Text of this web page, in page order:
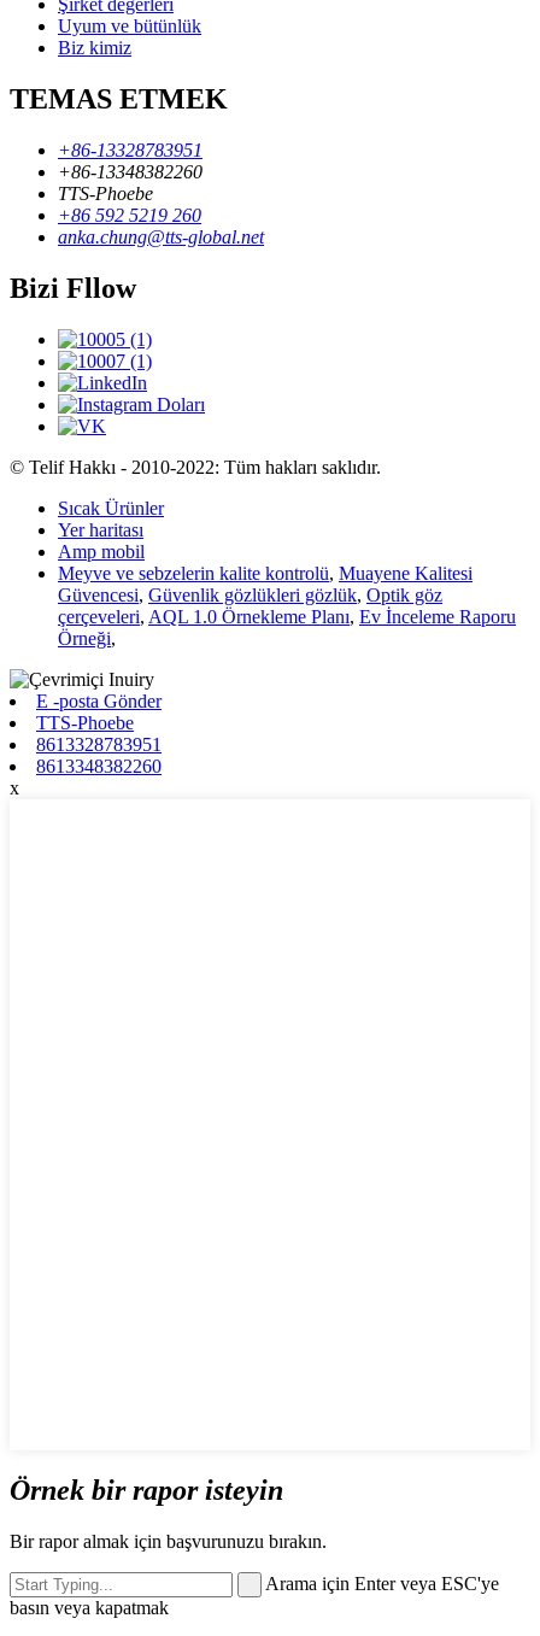
Şirket değerleri
Uyum ve bütünlük
Biz kimiz
TEMAS ETMEK
+86-13328783951
+86-13348382260
TTS-Phoebe
+86 592 5219 260
anka.chung@tts-global.net
Bizi Fllow
© Telif Hakkı - 2010-2022: Tüm hakları saklıdır.
Sıcak Ürünler
Yer haritası
Amp mobil
Meyve ve sebzelerin kalite kontrolü, Muayene Kalitesi
Güvencesi, Güvenlik gözlükleri gözlük, Optik göz
çerçeveleri, AQL 1.0 Örnekleme Planı, Ev İnceleme Raporu
Örneği,
E -posta Gönder
TTS-Phoebe
8613328783951
8613348382260
x
Örnek bir rapor isteyin
Bir rapor almak için başvurunuzu bırakın.
Arama için Enter veya ESC'ye
basın veya kapatmak